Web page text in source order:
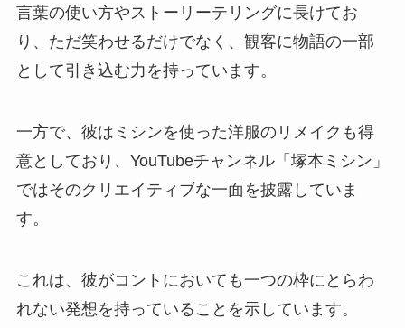
言葉の使い方やストーリーテリングに長けてお
り、ただ笑わせるだけでなく、観客に物語の一部
として引き込む力を持っています。
一方で、彼はミシンを使った洋服のリメイクも得
意としており、YouTubeチャンネル「塚本ミシン」
ではそのクリエイティブな一面を披露していま
す。
これは、彼がコントにおいても一つの枠にとらわ
れない発想を持っていることを示しています。